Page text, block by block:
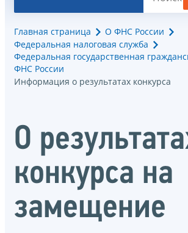
Главная страница
О ФНС России
Федеральная налоговая служба
Федеральная государственная
ФНС России
Информация о результатах конкурса
О
конкурса на
замещение